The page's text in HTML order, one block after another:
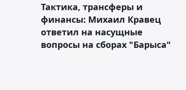
Тактика, трансферы и
финансы: Михаил Кравец
ответил на насущные
вопросы на сборах "Барыса"